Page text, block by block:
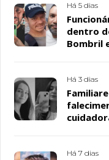
Há 5 dias
dentro
Bombril
Há 3 dias
Há 7 dias